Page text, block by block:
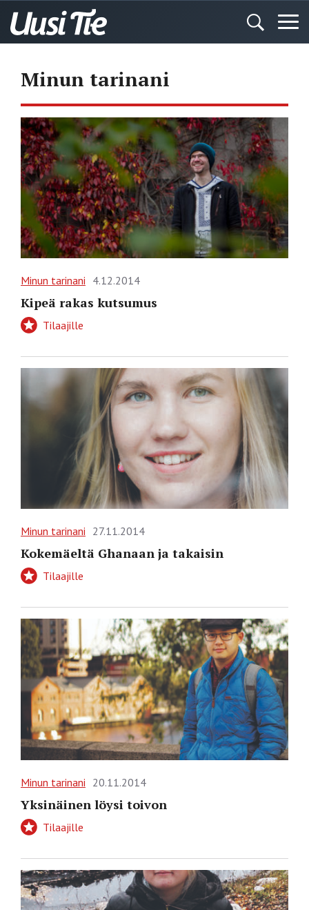
Minun tarinani
Minun tarinani 4.12.2014
Kipeä rakas kutsumus
Tilaajille
Minun tarinani 27.11.2014
Kokemäeltä Ghanaan ja takaisin
Tilaajille
Minun tarinani 20.11.2014
Yksinäinen löysi toivon
Tilaajille